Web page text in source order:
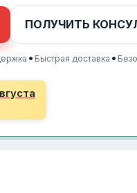
ПОЛУЧИТЬ
• Быстрая доставка •